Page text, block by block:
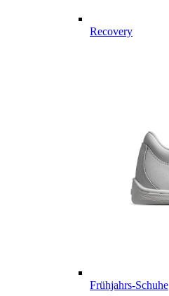
Recovery
Frühjahrs-Schuhe